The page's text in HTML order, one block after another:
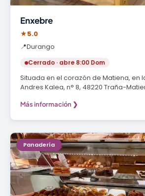
Enxebre
★5.0
📍Durango
Cerrado · abre 8:00 Dom
Situada en el corazón de Matiena, en
Andres Kalea, n° 8, 48220 Traña-
Más información ❯
Panadería